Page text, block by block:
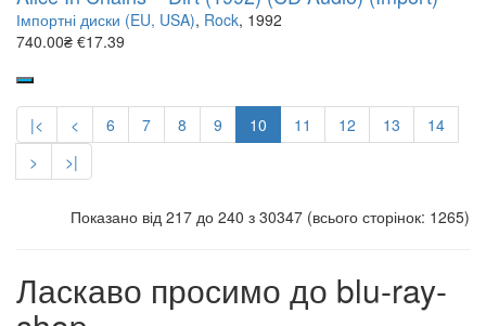
Імпортні диски (EU, USA), Rock, 1992
740.00₴ €17.39
|< < 6 7 8 9 10 11 12 13
14
>
>|
Показано від 217 до 240 з 30347 (всього сторінок: 1265)
Ласкаво просимо до blu-ray-